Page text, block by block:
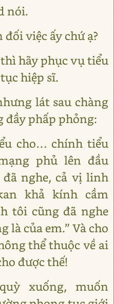
nói.
việc ấy chứ ạ?
hãy phục vụ tiểu
hiệp sĩ.
lát sau chàng
đầy phấp phỏng:
cho… chính tiểu
phủ lên đầu
nghe, cả vị linh
khả kính cầm
tôi cũng đã nghe
là của em.” Và cho
thể thuộc về ai
được thế!
xuống, muốn